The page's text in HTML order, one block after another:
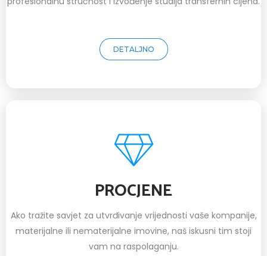
DETALJNO
PROCJENE
Ako tražite savjet za utvrđivanje vrijednosti vaše kompanije,
materijalne ili nematerijalne imovine, naš iskusni tim stoji
vam na raspolaganju.